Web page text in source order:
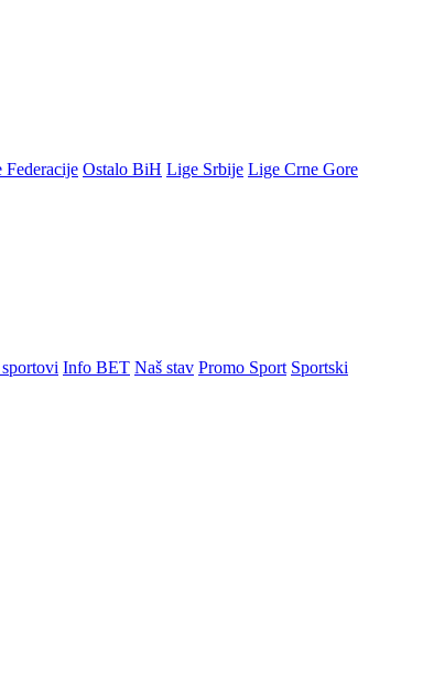
Federacije Ostalo BiH Lige Srbije Lige Crne Gore
Info BET Naš stav Promo Sport Sportski